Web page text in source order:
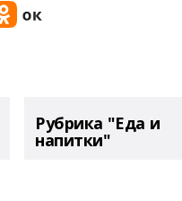
Рубрика "Еда и
напитки"